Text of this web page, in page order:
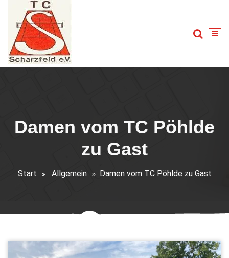
springen
Damen vom TC Pöhlde
zu Gast
Start Allgemein Damen vom TC Pöhlde zu Gast